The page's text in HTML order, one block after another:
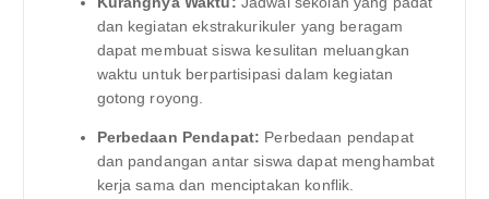
dan kegiatan ekstrakurikuler yang beragam
dapat membuat siswa kesulitan meluangkan
waktu untuk berpartisipasi dalam kegiatan
gotong royong.
Perbedaan Pendapat: Perbedaan pendapat
dan pandangan antar siswa dapat menghambat
kerja sama dan menciptakan konflik.